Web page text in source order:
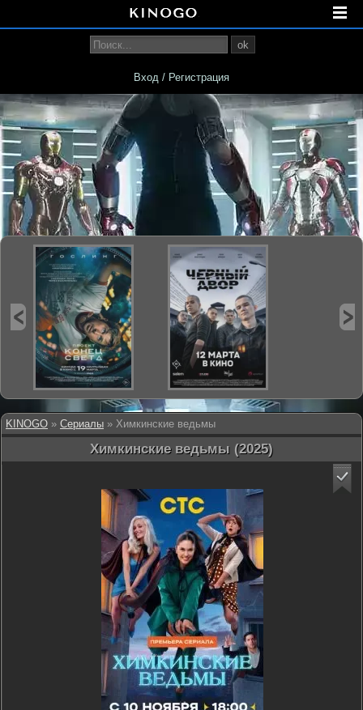
KINOGO » Сериалы » Химкинские ведьмы
Химкинские ведьмы (2025)
ok
Вход / Регистрация